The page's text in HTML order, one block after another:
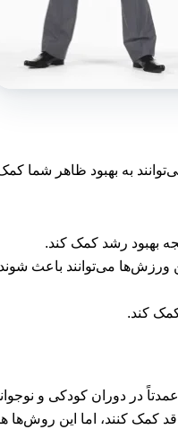
به بهبود ظاهر شما کمک
بهبود رشد کمک کند.
می‌توانند باعث شوند
کند.
عمدتاً در دوران کودکی و
کمک کنند، اما این